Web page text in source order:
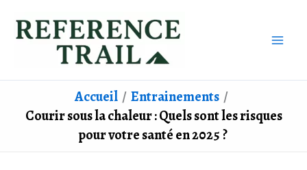
Accueil
Entrainements
Courir sous la chaleur : Quels sont les risques
pour votre santé en 2025 ?